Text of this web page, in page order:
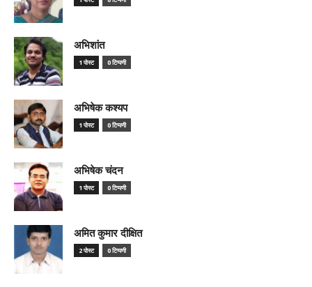
अभिशांत
1 पोस्ट 0 टिप्पणी
अभिषेक कश्यप
1 पोस्ट 0 टिप्पणी
अभिषेक चंदन
1 पोस्ट 0 टिप्पणी
अमित कुमार दीक्षित
2 पोस्ट 0 टिप्पणी